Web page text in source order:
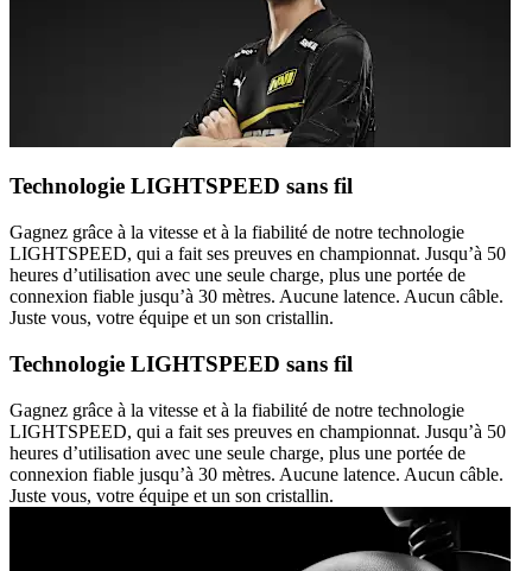
Technologie LIGHTSPEED sans fil
Gagnez grâce à la vitesse et à la fiabilité de notre technologie
LIGHTSPEED, qui a fait ses preuves en championnat. Jusqu’à 50
heures d’utilisation avec une seule charge, plus une portée de
connexion fiable jusqu’à 30 mètres. Aucune latence. Aucun câble.
Juste vous, votre équipe et un son cristallin.
Technologie LIGHTSPEED sans fil
Gagnez grâce à la vitesse et à la fiabilité de notre technologie
LIGHTSPEED, qui a fait ses preuves en championnat. Jusqu’à 50
heures d’utilisation avec une seule charge, plus une portée de
connexion fiable jusqu’à 30 mètres. Aucune latence. Aucun câble.
Juste vous, votre équipe et un son cristallin.